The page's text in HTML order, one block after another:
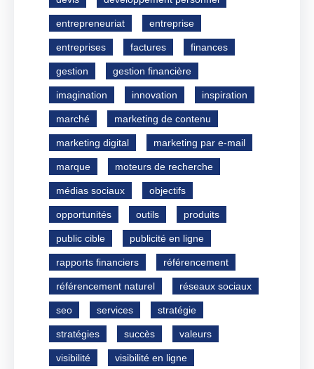
entrepreneuriat entreprise
entreprises factures finances
gestion gestion financière
imagination innovation inspiration
marché marketing de contenu
marketing digital marketing par e-mail
marque moteurs de recherche
médias sociaux objectifs
opportunités outils produits
public cible publicité en ligne
rapports financiers référencement
référencement naturel réseaux sociaux
seo services stratégie
stratégies succès valeurs
visibilité visibilité en ligne